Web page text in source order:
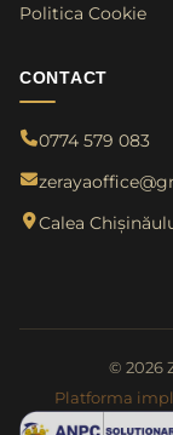
Politica Cookie
CONTACT
0774 579 083
Calea
© 2026
Platforma